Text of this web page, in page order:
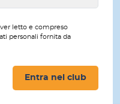
letto e compreso
personali fornita da
Entra nel club